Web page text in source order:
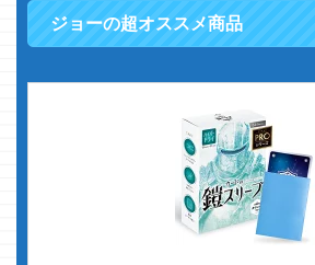
ジョーの超オススメ商品